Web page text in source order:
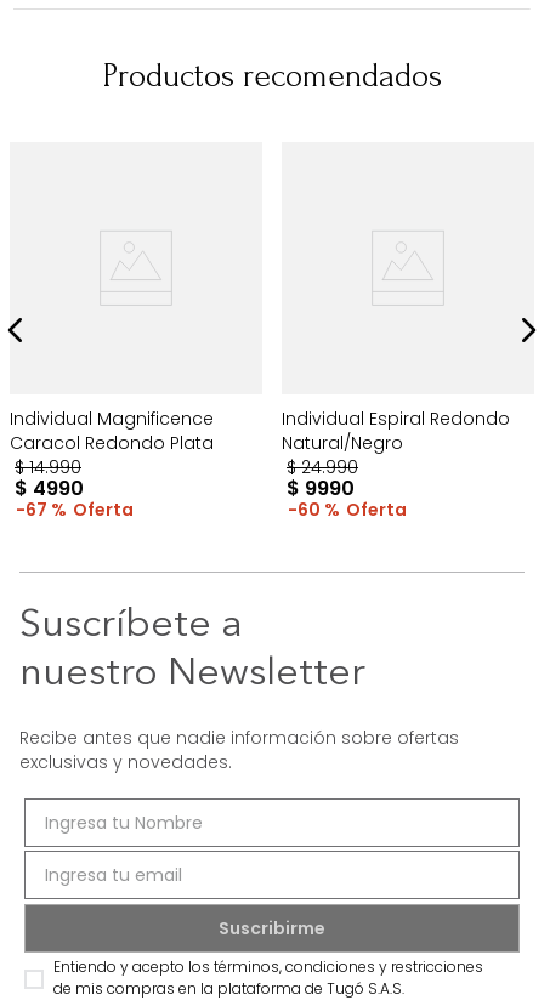
Productos recomendados
Individual Magnificence
Caracol Redondo Plata
$ 14.990
$ 4990
67 %
Individual Espiral Redondo
Natural/Negro
$ 24.990
$ 9990
60 %
Suscríbete a
nuestro Newsletter
Recibe antes que nadie información sobre ofertas
exclusivas y novedades.
Entiendo y acepto los términos, condiciones y restricciones
de mis compras en la plataforma de Tugó S.A.S.